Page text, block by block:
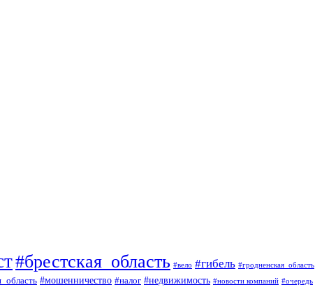
#брестская_область #вело #гибель #гродненская_область
#мошенничество #налог #недвижимость #новости компаний #очередь